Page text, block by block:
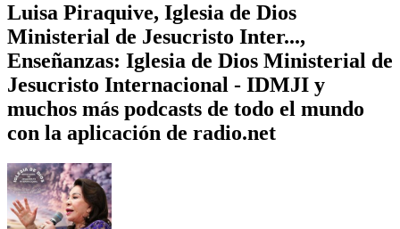
Luisa Piraquive, Iglesia de Dios
Ministerial de Jesucristo Inter...,
Enseñanzas: Iglesia de Dios Ministerial de
Jesucristo Internacional - IDMJI y
muchos más podcasts de todo el mundo
con la aplicación de radio.net